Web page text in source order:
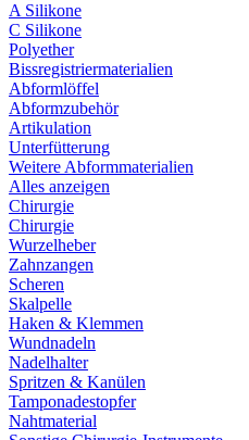
A Silikone
C Silikone
Polyether
Bissregistriermaterialien
Abformlöffel
Abformzubehör
Artikulation
Unterfütterung
Weitere Abformmaterialien
Alles anzeigen
Chirurgie
Chirurgie
Wurzelheber
Zahnzangen
Scheren
Skalpelle
Haken & Klemmen
Wundnadeln
Nadelhalter
Spritzen & Kanülen
Tamponadestopfer
Nahtmaterial